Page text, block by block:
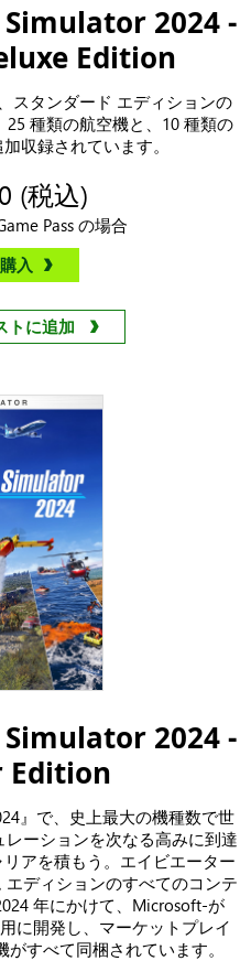
2024 -
Edition
スタンダード エディションの
種類の航空機と、10 種類の
収録されています。
(税込)
Pass の場合
入
トに追加
2024 -
』で、史上最大の機種数で世
ーションを次なる高みに到達
アを積もう。エイビエーター
ディションのすべてのコンテ
年にかけて、Microsoft-が
に開発し、マーケットプレイ
すべて同梱されています。